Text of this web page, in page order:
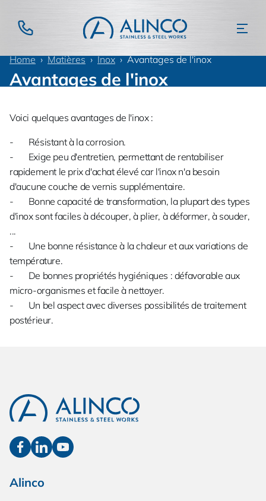
Home Matières Inox Avantages de l'inox
Avantages de l'inox
Voici quelques avantages de l'inox :
- Résistant à la corrosion.
- Exige peu d'entretien, permettant de rentabiliser
rapidement le prix d'achat élevé car l'inox n'a besoin
d'aucune couche de vernis supplémentaire.
- Bonne capacité de transformation, la plupart des types
d'inox sont faciles à découper, à plier, à déformer, à souder,
...
- Une bonne résistance à la chaleur et aux variations de
température.
- De bonnes propriétés hygiéniques : défavorable aux
micro-organismes et facile à nettoyer.
- Un bel aspect avec diverses possibilités de traitement
postérieur.
Alinco